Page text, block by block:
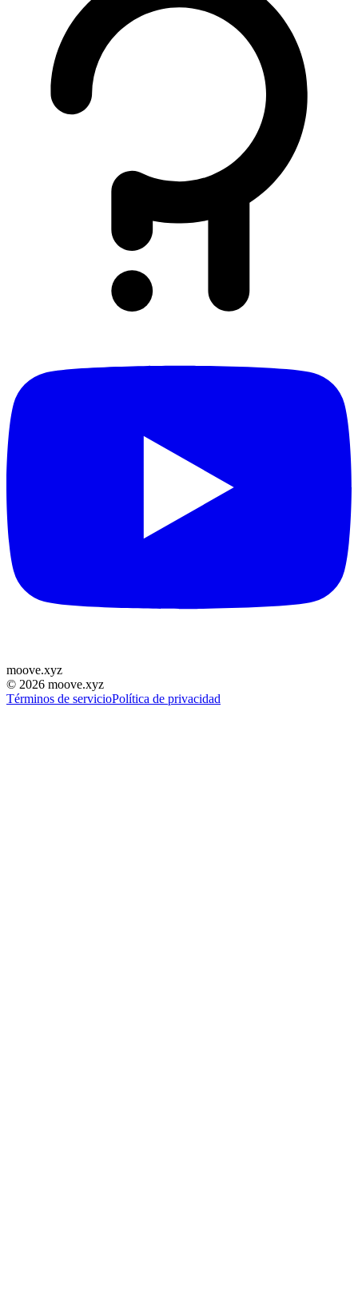
moove.xyz
© 2026 moove.xyz
Términos de servicioPolítica de privacidad